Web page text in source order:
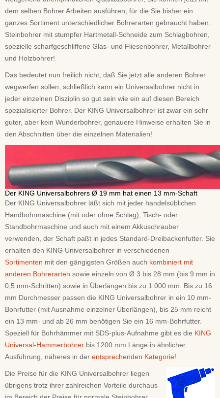
dem selben Bohrer Arbeiten ausführen, für die Sie bisher ein
ganzes Sortiment unterschiedlicher Bohrerarten gebraucht haben:
Steinbohrer mit stumpfer Hartmetall-Schneide zum Schlagbohren,
spezielle scharfgeschliffene Glas- und Fliesenbohrer, Metallbohrer
und Holzbohrer!
Das bedeutet nun freilich nicht, daß Sie jetzt alle anderen Bohrer
wegwerfen sollen, schließlich kann ein Universalbohrer nicht in
jeder einzelnen Disziplin so gut sein wie ein auf diesen Bereich
spezialisierter Bohrer. Der KING Universalbohrer ist zwar ein sehr
guter, aber kein Wunderbohrer, genauere Hinweise erhalten Sie in
den Abschnitten über die einzelnen Materialien!
Der KING Universalbohrers Ø 19 mm hat einen 13 mm-Schaft
Der KING Universalbohrer läßt sich mit jeder handelsüblichen
Handbohrmaschine (mit oder ohne Schlag), Tisch- oder
Standbohrmaschine und auch mit einem Akkuschrauber
verwenden, der Schaft paßt in jedes Standard-Dreibackenfutter. Sie
erhalten den KING Universalbohrer in verschiedenen
Sortimenten mit den gängigsten Größen auch kombiniert mit
anderen Bohrerarten sowie einzeln von Ø 3 bis 28 mm (bis 9 mm in
0,5 mm-Schritten) sowie in Überlängen bis zu 1.000 mm. Bis zu 16
mm Durchmesser passen die KING Universalbohrer in ein 10 mm-
Bohrfutter (mit Ausnahme einzelner Überlängen), bis 25 mm reicht
ein 13 mm- und ab 26 mm benötigen Sie ein 16 mm-Bohrfutter.
Speziell für Bohrhämmer mit SDS-plus-Aufnahme gibt es die KING
Universal-Hammerbohrer bis 1200 mm Länge in ähnlicher
Ausführung, näheres in der entsprechenden Kategorie!
Die Preise für die KING Universalbohrer liegen
übrigens trotz ihrer zahlreichen Vorteile durchaus